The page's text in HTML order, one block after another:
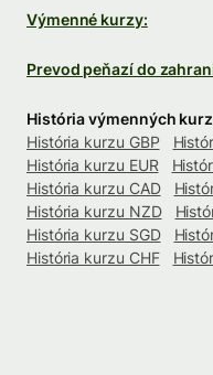
Výmenné kurzy:
Prevod peňazí do
História výmenných
História kurzu GBP
História kurzu EUR
História kurzu CAD
História kurzu NZD
História kurzu SGD
História kurzu CHF